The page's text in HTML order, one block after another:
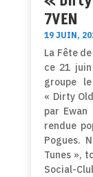
7VEN
19 JUIN,
La Fête
ce 21
groupe
« Dirty
par Ewan
rendue
Pogues.
Tunes »,
Social-